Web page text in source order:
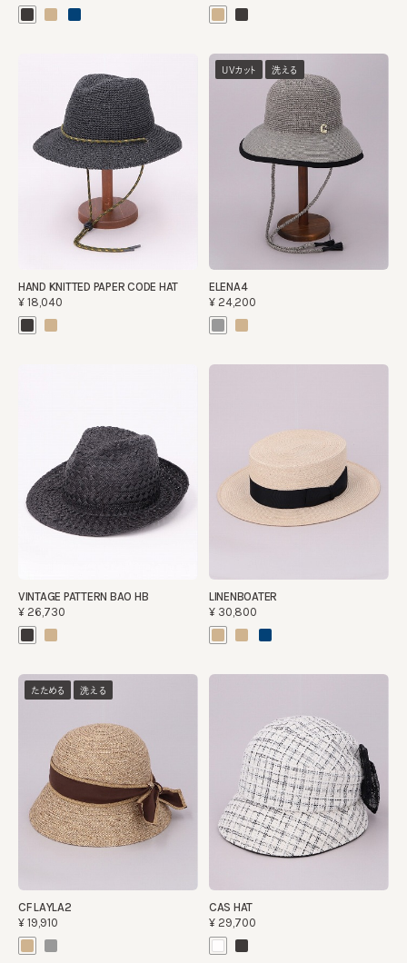
HAND KNITTED PAPER CODE HAT
¥18,040
UVカット 洗える
ELENA4
¥24,200
VINTAGE PATTERN BAO HB
¥26,730
LINENBOATER
¥30,800
たためる 洗える
CF LAYLA2
¥19,910
CAS HAT
¥29,700